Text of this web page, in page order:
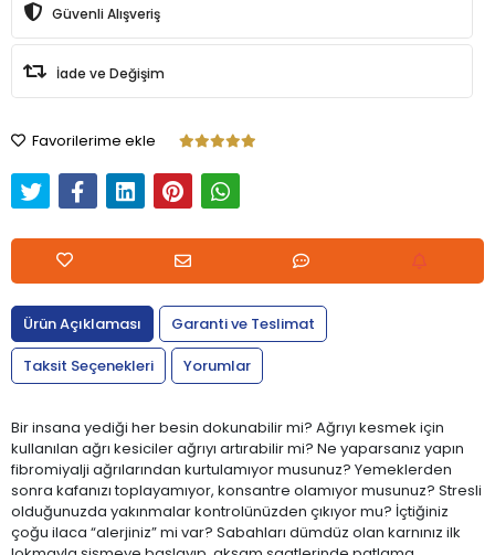
Güvenli Alışveriş
İade ve Değişim
Favorilerime ekle
Ürün Açıklaması
Garanti ve Teslimat
Taksit Seçenekleri
Yorumlar
Bir insana yediği her besin dokunabilir mi? Ağrıyı kesmek için
kullanılan ağrı kesiciler ağrıyı artırabilir mi? Ne yaparsanız yapın
fibromiyalji ağrılarından kurtulamıyor musunuz? Yemeklerden
sonra kafanızı toplayamıyor, konsantre olamıyor musunuz? Stresli
olduğunuzda yakınmalar kontrolünüzden çıkıyor mu? İçtiğiniz
çoğu ilaca “alerjiniz” mi var? Sabahları dümdüz olan karnınız ilk